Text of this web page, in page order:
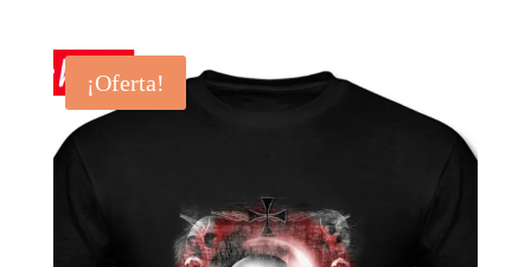
¡Oferta!